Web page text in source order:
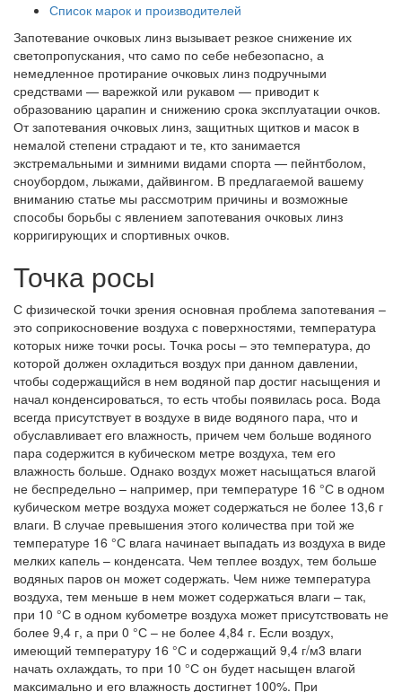
Список марок и производителей
Запотевание очковых линз вызывает резкое снижение их
светопропускания, что само по себе небезопасно, а
немедленное протирание очковых линз подручными
средствами — варежкой или рукавом — приводит к
образованию царапин и снижению срока эксплуатации очков.
От запотевания очковых линз, защитных щитков и масок в
немалой степени страдают и те, кто занимается
экстремальными и зимними видами спорта — пейнтболом,
сноубордом, лыжами, дайвингом. В предлагаемой вашему
вниманию статье мы рассмотрим причины и возможные
способы борьбы с явлением запотевания очковых линз
корригирующих и спортивных очков.
Точка росы
С физической точки зрения основная проблема запотевания –
это соприкосновение воздуха с поверхностями, температура
которых ниже точки росы. Точка росы – это температура, до
которой должен охладиться воздух при данном давлении,
чтобы содержащийся в нем водяной пар достиг насыщения и
начал конденсироваться, то есть чтобы появилась роса. Вода
всегда присутствует в воздухе в виде водяного пара, что и
обуславливает его влажность, причем чем больше водяного
пара содержится в кубическом метре воздуха, тем его
влажность больше. Однако воздух может насыщаться влагой
не беспредельно – например, при температуре 16 °С в одном
кубическом метре воздуха может содержаться не более 13,6 г
влаги. В случае превышения этого количества при той же
температуре 16 °С влага начинает выпадать из воздуха в виде
мелких капель – конденсата. Чем теплее воздух, тем больше
водяных паров он может содержать. Чем ниже температура
воздуха, тем меньше в нем может содержаться влаги – так,
при 10 °С в одном кубометре воздуха может присутствовать не
более 9,4 г, а при 0 °С – не более 4,84 г. Если воздух,
имеющий температуру 16 °С и содержащий 9,4 г/м3 влаги
начать охлаждать, то при 10 °С он будет насыщен влагой
максимально и его влажность достигнет 100%. При